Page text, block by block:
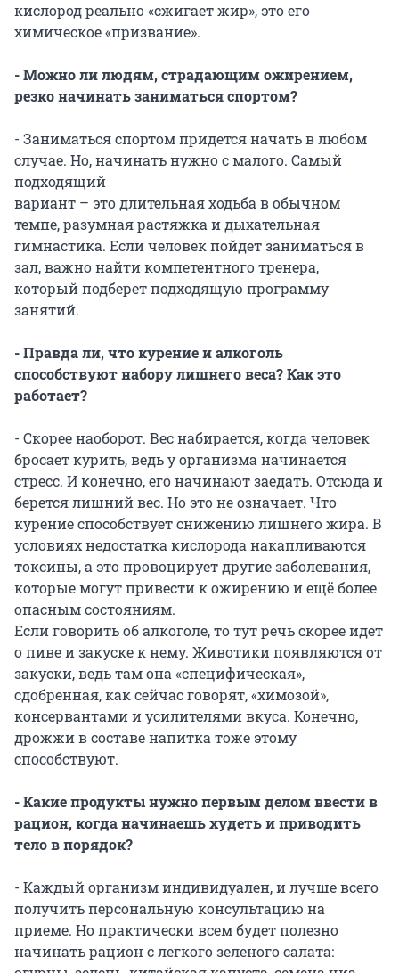
кислород реально «сжигает жир», это его
химическое «призвание».
- Можно ли людям, страдающим ожирением,
резко начинать заниматься спортом?
- Заниматься спортом придется начать в любом
случае. Но, начинать нужно с малого. Самый
подходящий
вариант – это длительная ходьба в обычном
темпе, разумная растяжка и дыхательная
гимнастика. Если человек пойдет заниматься в
зал, важно найти компетентного тренера,
который подберет подходящую программу
занятий.
- Правда ли, что курение и алкоголь
способствуют набору лишнего веса? Как это
работает?
- Скорее наоборот. Вес набирается, когда человек
бросает курить, ведь у организма начинается
стресс. И конечно, его начинают заедать. Отсюда и
берется лишний вес. Но это не означает. Что
курение способствует снижению лишнего жира. В
условиях недостатка кислорода накапливаются
токсины, а это провоцирует другие заболевания,
которые могут привести к ожирению и ещё более
опасным состояниям.
Если говорить об алкоголе, то тут речь скорее идет
о пиве и закуске к нему. Животики появляются от
закуски, ведь там она «специфическая»,
сдобренная, как сейчас говорят, «химозой»,
консервантами и усилителями вкуса. Конечно,
дрожжи в составе напитка тоже этому
способствуют.
- Какие продукты нужно первым делом ввести в
рацион, когда начинаешь худеть и приводить
тело в порядок?
- Каждый организм индивидуален, и лучше всего
получить персональную консультацию на
приеме. Но практически всем будет полезно
начинать рацион с легкого зеленого салата: